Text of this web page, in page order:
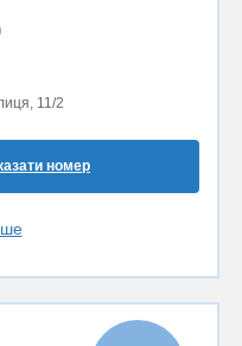
11/2
номер